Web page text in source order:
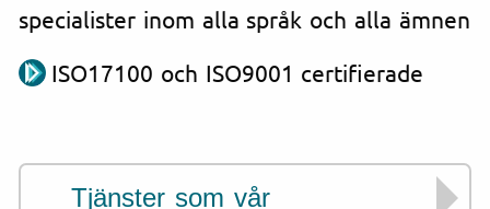
specialister inom alla språk och alla ämnen
ISO17100 och ISO9001 certifierade
Tjänster som vår